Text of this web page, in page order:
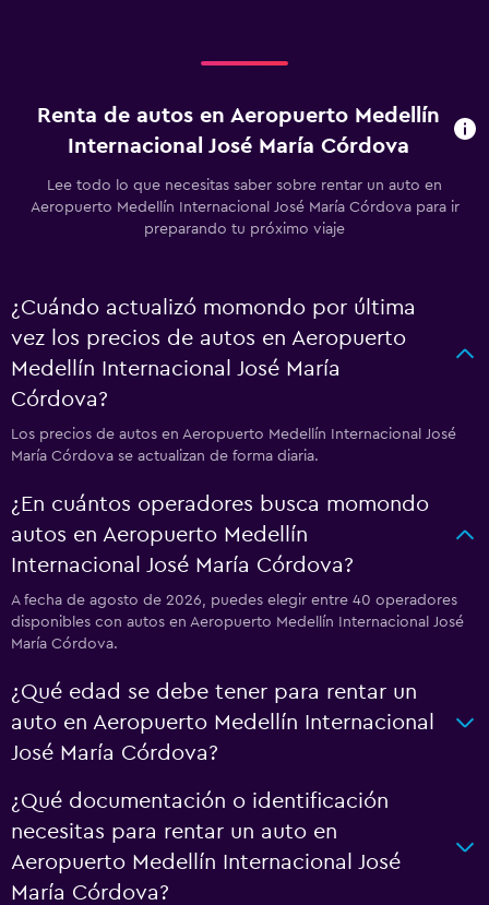
Renta de autos en Aeropuerto Medellín
Internacional José María Córdova
Lee todo lo que necesitas saber sobre rentar un auto en
Aeropuerto Medellín Internacional José María Córdova para ir
preparando tu próximo viaje
¿Cuándo actualizó momondo por última
vez los precios de autos en Aeropuerto
Medellín Internacional José María
Córdova?
Los precios de autos en Aeropuerto Medellín Internacional José
María Córdova se actualizan de forma diaria.
¿En cuántos operadores busca momondo
autos en Aeropuerto Medellín
Internacional José María Córdova?
A fecha de agosto de 2026, puedes elegir entre 40 operadores
disponibles con autos en Aeropuerto Medellín Internacional José
María Córdova.
¿Qué edad se debe tener para rentar un
auto en Aeropuerto Medellín Internacional
José María Córdova?
¿Qué documentación o identificación
necesitas para rentar un auto en
Aeropuerto Medellín Internacional José
María Córdova?